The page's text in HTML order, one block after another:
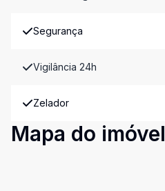
Segurança
Vigilância 24h
Zelador
Mapa do imóvel